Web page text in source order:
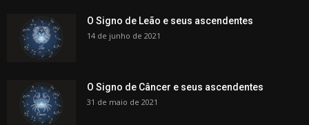
O Signo de Leão e seus ascendentes
14 de junho de 2021
O Signo de Câncer e seus ascendentes
31 de maio de 2021